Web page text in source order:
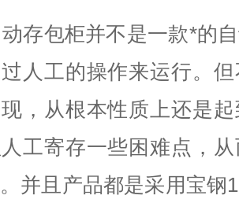
存包柜并不是一款*的
人工的操作来运行。
，从根本性质上还是
工寄存一些困难点，
并且产品都是采用宝钢